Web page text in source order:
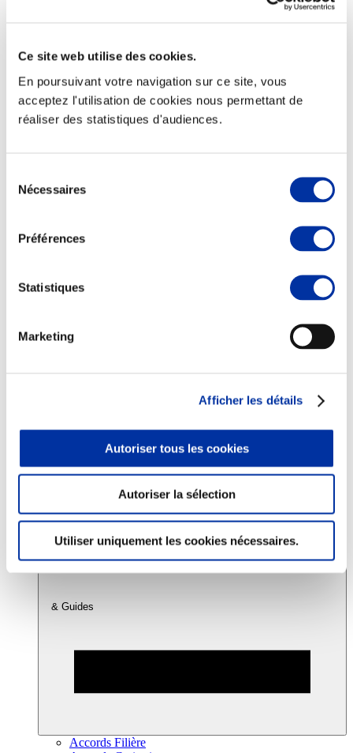
Ce site web utilise des cookies.
En poursuivant votre navigation sur ce site, vous
acceptez l'utilisation de cookies nous permettant de
réaliser des statistiques d'audiences.
Nécessaires
Préférences
Statistiques
Marketing
Afficher les détails
Autoriser tous les cookies
Autoriser la sélection
Utiliser uniquement les cookies nécessaires.
Elevage
Transport – mise en marché
Abattoir
Partenaire Climat
Viandes et santé
Juste rémunération et attractivité des métiers
Info-veille scientifique
Sources d’information
Accords
& Guides
Accords Filière